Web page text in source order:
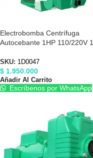
Electrobomba Centrífuga
Autocebante 1HP 110/220V
SKU: 1D0047
$ 1.950.000
Añadir Al Carrito
Escríbenos por WhatsApp